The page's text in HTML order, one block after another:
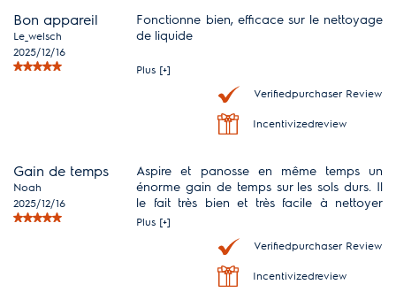
Bon appareil
Le_welsch
2025/12/16
Fonctionne bien, efficace sur le nettoyage
de liquide
Plus [+]
Verifiedpurchaser Review
Incentivizedreview
Gain de temps
Noah
2025/12/16
Aspire et panosse en même temps un
énorme gain de temps sur les sols durs. Il
le fait très bien et très facile à nettoyer
après.
Plus [+]
Verifiedpurchaser Review
Incentivizedreview